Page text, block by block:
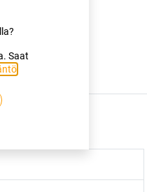
Saat
.